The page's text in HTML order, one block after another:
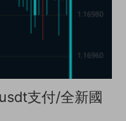
支付/全新國